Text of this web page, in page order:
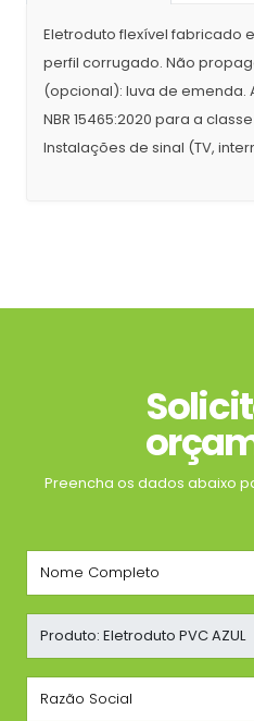
Eletroduto flexível fabricado
perfil corrugado. Não
(opcional): luva de emenda.
NBR 15465:2020 para a
Instalações de sinal (TV,
Preencha os dados abaixo